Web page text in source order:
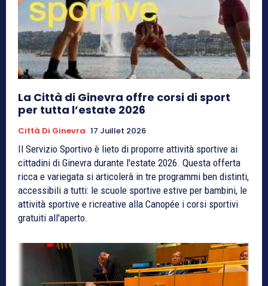
La Città di Ginevra offre corsi di sport
per tutta l’estate 2026
Città Di Ginevra 17 Juillet 2026
Il Servizio Sportivo è lieto di proporre attività sportive ai
cittadini di Ginevra durante l'estate 2026. Questa offerta
ricca e variegata si articolerà in tre programmi ben distinti,
accessibili a tutti: le scuole sportive estive per bambini, le
attività sportive e ricreative alla Canopée i corsi sportivi
gratuiti all'aperto.